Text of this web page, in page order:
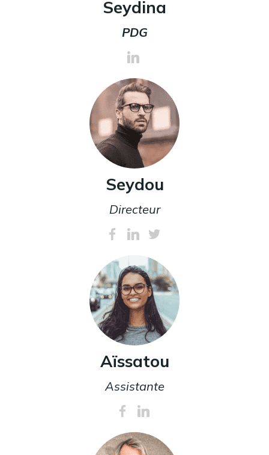
Seydina
PDG
Seydou
Directeur
Aïssatou
Assistante